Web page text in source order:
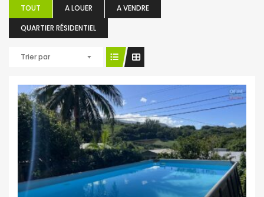
TOUT A LOUER
A VENDRE
QUARTIER RÉSIDENTIEL
Trier par